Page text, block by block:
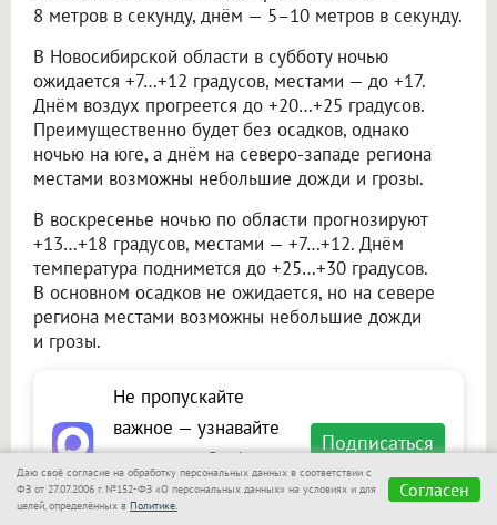
8 метров в секунду, днём — 5–10 метров в секунду.
В Новосибирской области в субботу ночью
ожидается +7…+12 градусов, местами — до +17.
Днём воздух прогреется до +20…+25 градусов.
Преимущественно будет без осадков, однако
ночью на юге, а днём на северо-западе региона
местами возможны небольшие дожди и грозы.
В воскресенье ночью по области прогнозируют
+13…+18 градусов, местами — +7…+12. Днём
температура поднимется до +25…+30 градусов.
В основном осадков не ожидается, но на севере
региона местами возможны небольшие дожди
и грозы.
Не пропускайте
важное — узнавайте
первыми с Om1 в
«Макс»
Подписаться
Даю своё согласие на обработку персональных данных в соответствии с
ФЗ от 27.07.2006 г. №152-ФЗ «О персональных данных» на условиях и для
целей, определённых в Политике.
Согласен